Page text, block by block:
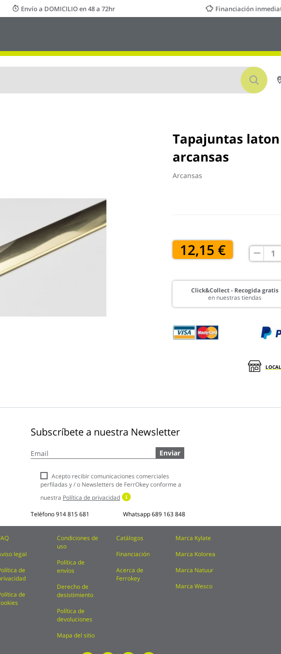
Envío a DOMICILIO en 48 a 72hr Financiación
Buscar
Tapajuntas
arcansas
Arcansas
12,15 €
Click&Collect - Recogida gratis
en nuestras tiendas
Subscríbete a nuestra Newsletter
a
boletín
noticias:
Enviar
Acepto recibir comunicaciones comerciales
perfiladas y / o Newsletters de FerrOkey conforme a
nuestra Política de privacidad
Teléfono914 815 681 Whatsapp689 163 848
legal
de
de
Condiciones de
uso
Política de
envíos
Derecho de
desistimiento
Política de
devoluciones
Mapa del sitio
Catálogos
Financiación
Acerca de
Ferrokey
Marca Kylate
Marca Kolorea
Marca Natuur
Marca Wesco